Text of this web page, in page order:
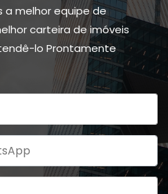
a melhor equipe de
carteira de imóveis
lo Prontamente